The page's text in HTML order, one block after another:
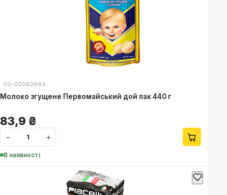
00-00082694
Молоко згущене Первомайський дой пак 440 г
83,9 ₴
− +
В наявності